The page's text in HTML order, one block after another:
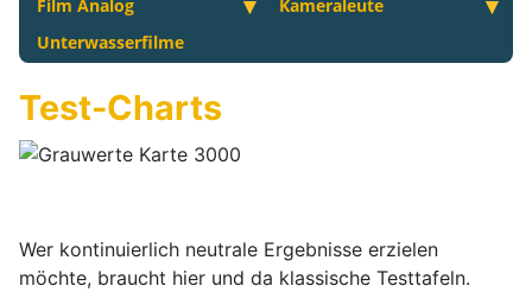
Film Analog
Kameraleute
Unterwasserfilme
Test-Charts
Wer kontinuierlich neutrale Ergebnisse erzielen
möchte, braucht hier und da klassische Testtafeln.